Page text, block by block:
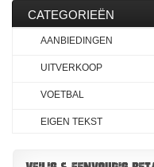
CATEGORIEËN
AANBIEDINGEN
UITVERKOOP
VOETBAL
EIGEN TEKST